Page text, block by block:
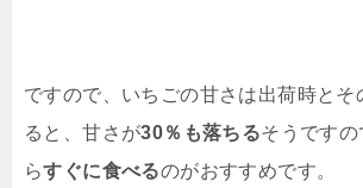
ですので、いちごの甘さは出荷時とそ
ると、甘さが30％も落ちるそうです
らすぐに食べるのがおすすめです。